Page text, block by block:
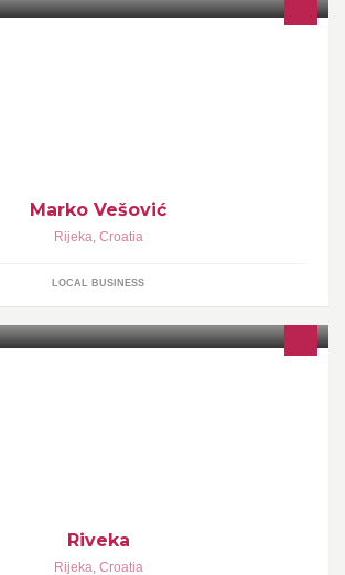
Marko Vešović
Rijeka, Croatia
LOCAL BUSINESS
Riveka
Rijeka, Croatia